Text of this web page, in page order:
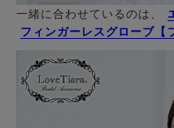
一緒に合わせているのは、
フィンガーレスグローブ【